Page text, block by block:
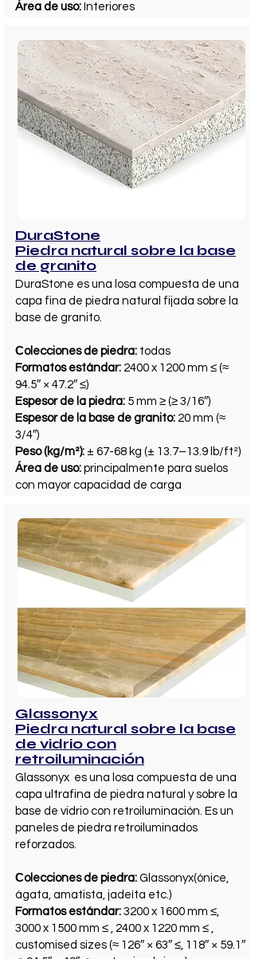
Área de uso: Interiores
DuraStone
Piedra natural sobre la base
de granito
DuraStone es una losa compuesta de una
capa fina de piedra natural fijada sobre la
base de granito.
Сolecciones de piedra: todas
Formatos estándar: 2400 x 1200 mm ≤ (≈
94.5″ × 47.2″ ≤)
Espesor de la piedra: 5 mm ≥ (≥ 3/16″)
Espesor de la base de granito: 20 mm (≈
3/4″)
Peso (kg/m²): ± 67-68 kg (± 13.7–13.9 lb/ft²)
Área de uso: principalmente para suelos
con mayor capacidad de carga
Glassonyx
Piedra natural sobre la base
de vidrio con
retroiluminación
Glassonyx es una losa compuesta de una
capa ultrafina de piedra natural y sobre la
base de vidrio con retroiluminación. Es un
paneles de piedra retroiluminados
reforzados.
Сolecciones de piedra: Glassonyx(ónice,
ágata, amatista, jadeíta etc.)
Formatos estándar: 3200 x 1600 mm ≤,
3000 x 1500 mm ≤ , 2400 x 1220 mm ≤ ,
customised sizes (≈ 126″ × 63″ ≤, 118″ × 59.1″